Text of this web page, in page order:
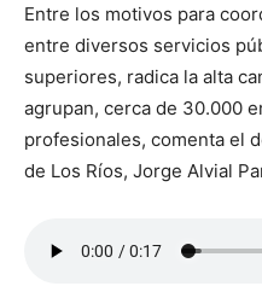
Entre los motivos para
entre diversos servicios
superiores, radica la alta
agrupan, cerca de 30.000
profesionales, comenta el
de Los Ríos, Jorge Alvial